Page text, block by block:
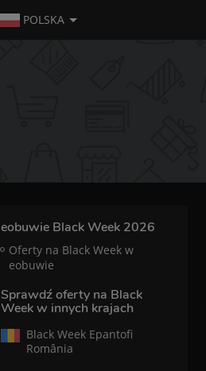
POLSKA
eobuwie Black Week 2026
Oferty na Black Week w
eobuwie
Sprawdź oferty na Black
Week w innych krajach
Black Week Epantofi
România